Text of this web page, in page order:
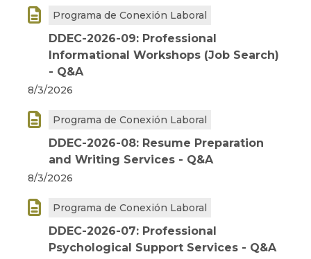
 Programa de Conexión Laboral
DDEC-2026-09: Professional
Informational Workshops (Job Search)
- Q&A
8/3/2026
 Programa de Conexión Laboral
DDEC-2026-08: Resume Preparation
and Writing Services - Q&A
8/3/2026
 Programa de Conexión Laboral
DDEC-2026-07: Professional
Psychological Support Services - Q&A